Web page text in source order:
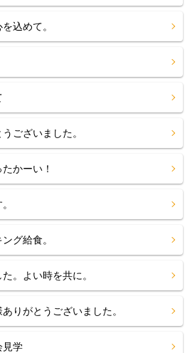
込めて。
ございました。
かーい！
グ給食。
。よい時を共に。
りがとうございました。
見学